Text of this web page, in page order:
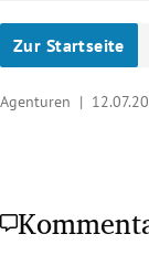
Zur Startseite
Agenturen |